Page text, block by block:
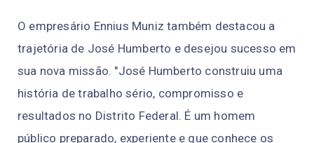
O empresário Ennius Muniz também destacou a
trajetória de José Humberto e desejou sucesso em
sua nova missão. "José Humberto construiu uma
história de trabalho sério, compromisso e
resultados no Distrito Federal. É um homem
público preparado, experiente e que conhece os